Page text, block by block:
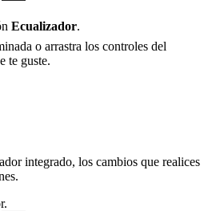
Ecualizador.
o arrastra los controles del
te guste.
integrado, los cambios que realices